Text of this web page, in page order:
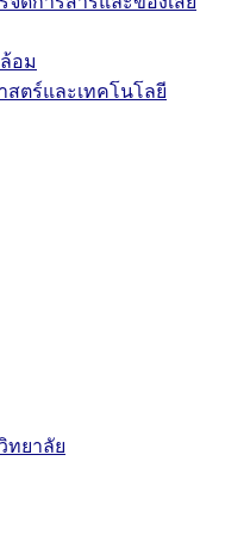
อม
สตร์และเทคโนโลยี
ทยาลัย